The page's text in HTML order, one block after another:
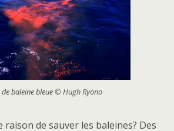
de baleine bleue © Hugh Ryono
raison de sauver les baleines? Des